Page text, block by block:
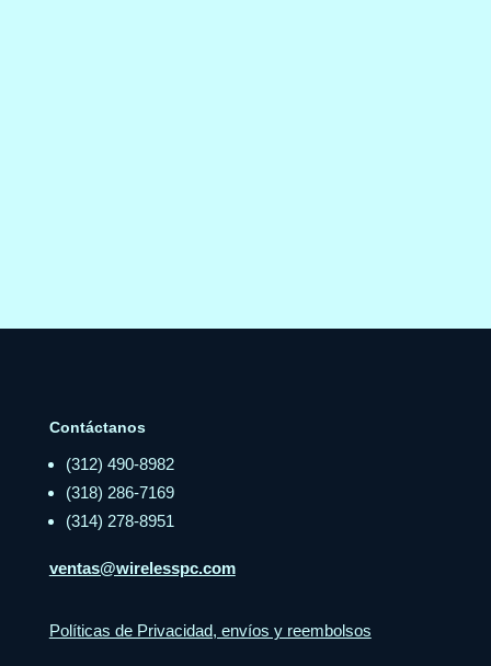
Contáctanos
(312) 490-8982
(318) 286-7169
(314) 278-8951
ventas@wirelesspc.com
Políticas de Privacidad, envíos y reembolsos